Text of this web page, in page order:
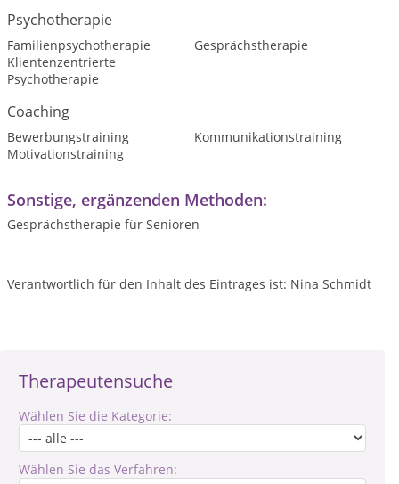
Therapeutensuche
Wählen Sie die Kategorie:
Wählen Sie das Verfahren:
Psychotherapie
Familienpsychotherapie
Gesprächstherapie
Klientenzentrierte
Psychotherapie
Coaching
Bewerbungstraining
Kommunikationstraining
Motivationstraining
Sonstige, ergänzenden Methoden:
Gesprächstherapie für Senioren
Verantwortlich für den Inhalt des Eintrages ist: Nina Schmidt